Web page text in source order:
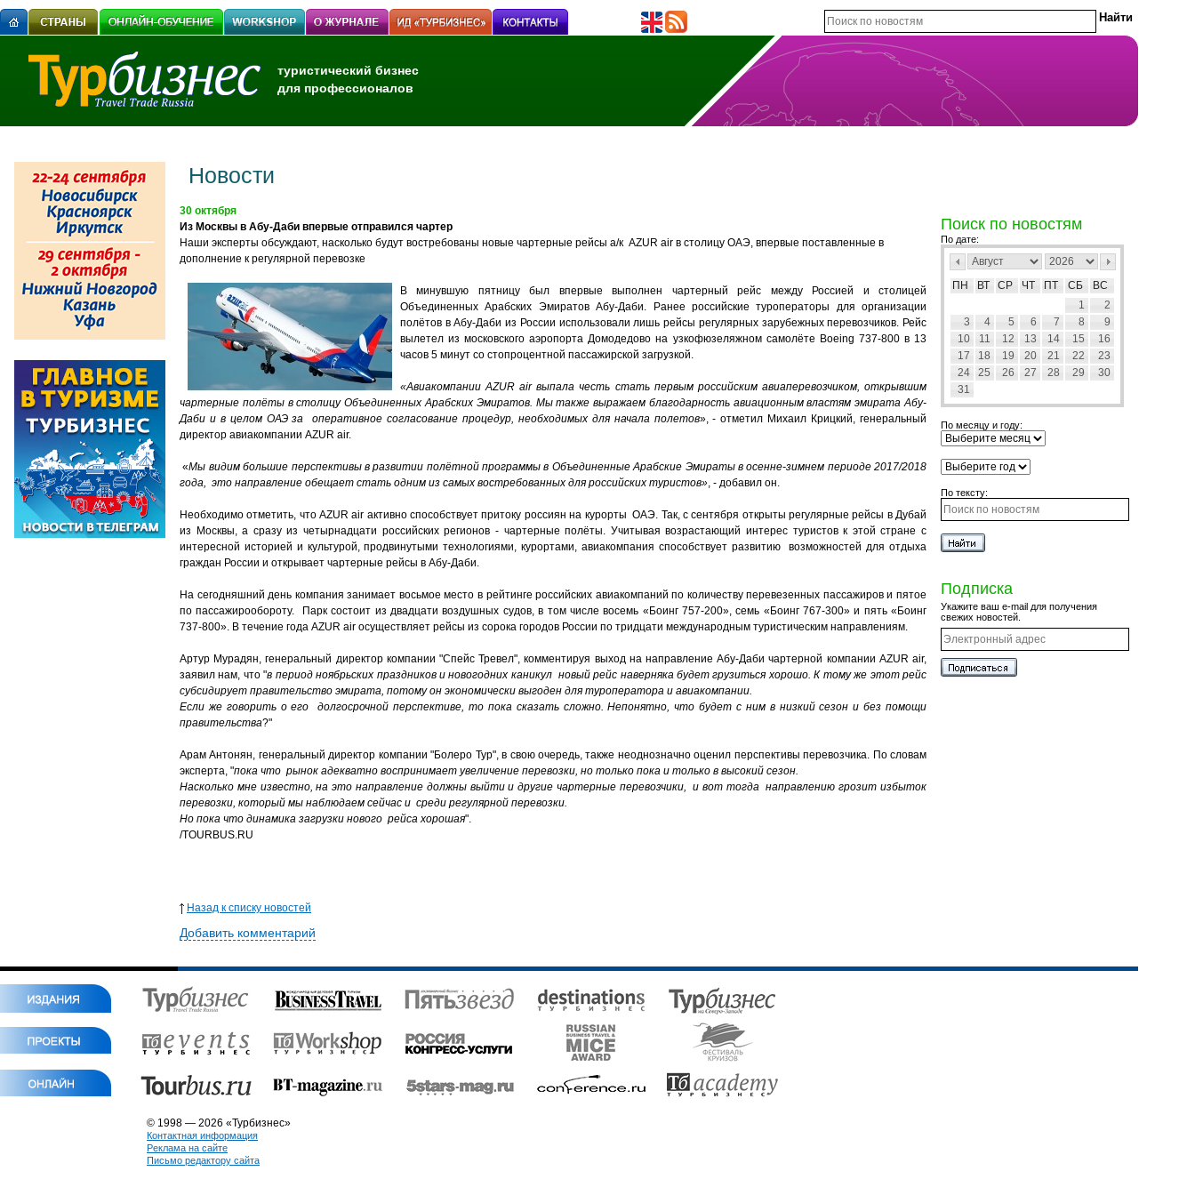
туристический бизнес
для профессионалов
Новости
30 октября
Из Москвы в Абу-Даби впервые отправился чартер
Наши эксперты обсуждают, насколько будут востребованы новые чартерные рейсы а/к AZUR air в столицу ОАЭ, впервые поставленные в
дополнение к регулярной перевозке
В минувшую пятницу был впервые выполнен чартерный рейс между Россией и столицей
Объединенных Арабских Эмиратов Абу-Даби. Ранее российские туроператоры для организации
полётов в Абу-Даби из России использовали лишь рейсы регулярных зарубежных перевозчиков. Рейс
вылетел из московского аэропорта Домодедово на узкофюзеляжном самолёте Boeing 737-800 в 13
часов 5 минут со стопроцентной пассажирской загрузкой.
«Авиакомпании AZUR air выпала честь стать первым российским авиаперевозчиком, открывшим
чартерные полёты в столицу Объединенных Арабских Эмиратов. Мы также выражаем благодарность авиационным властям эмирата Абу-
Даби и в целом ОАЭ за оперативное согласование процедур, необходимых для начала полетов», - отметил Михаил Крицкий, генеральный
директор авиакомпании AZUR air.
«Мы видим большие перспективы в развитии полётной программы в Объединенные Арабские Эмираты в осенне-зимнем периоде 2017/2018
года, это направление обещает стать одним из самых востребованных для российских туристов», - добавил он.
Необходимо отметить, что AZUR air активно способствует притоку россиян на курорты ОАЭ. Так, с сентября открыты регулярные рейсы в Дубай
из Москвы, а сразу из четырнадцати российских регионов - чартерные полёты. Учитывая возрастающий интерес туристов к этой стране с
интересной историей и культурой, продвинутыми технологиями, курортами, авиакомпания способствует развитию возможностей для отдыха
граждан России и открывает чартерные рейсы в Абу-Даби.
На сегодняшний день компания занимает восьмое место в рейтинге российских авиакомпаний по количеству перевезенных пассажиров и пятое
по пассажирообороту. Парк состоит из двадцати воздушных судов, в том числе восемь «Боинг 757-200», семь «Боинг 767-300» и пять «Боинг
737-800». В течение года AZUR air осуществляет рейсы из сорока городов России по тридцати международным туристическим направлениям.
Артур Мурадян, генеральный директор компании "Спейс Тревел", комментируя выход на направление Абу-Даби чартерной компании AZUR аir,
заявил нам, что "в период ноябрьских праздников и новогодних каникул новый рейс наверняка будет грузиться хорошо. К тому же этот рейс
субсидирует правительство эмирата, потому он экономически выгоден для туроператора и авиакомпании.
Если же говорить о его долгосрочной перспективе, то пока сказать сложно. Непонятно, что будет с ним в низкий сезон и без помощи
правительства?"
Арам Антонян, генеральный директор компании "Болеро Тур", в свою очередь, также неоднозначно оценил перспективы перевозчика. По словам
эксперта, "пока что рынок адекватно воспринимает увеличение перевозки, но только пока и только в высокий сезон.
Насколько мне известно, на это направление должны выйти и другие чартерные перевозчики, и вот тогда направлению грозит избыток
перевозки, который мы наблюдаем сейчас и среди регулярной перевозки.
Но пока что динамика загрузки нового рейса хорошая".
/TOURBUS.RU
Назад к списку новостей
Добавить комментарий
Поиск по новостям
По дате:
ПН ВТ СР ЧТ ПТ СБ
ВС
1
2
3
4 5 6 7 8
9
10
11 12 13 14 15
16
17
18 19 20 21 22
23
24
25 26 27 28 29
30
31
По месяцу и году:
По тексту:
Подписка
Укажите ваш e-mail для получения
свежих новостей.
© 1998 — 2026 «Турбизнес»
Контактная информация
Реклама на сайте
Письмо редактору сайта